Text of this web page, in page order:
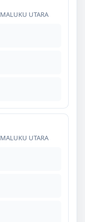
MALUKU UTARA
MALUKU UTARA